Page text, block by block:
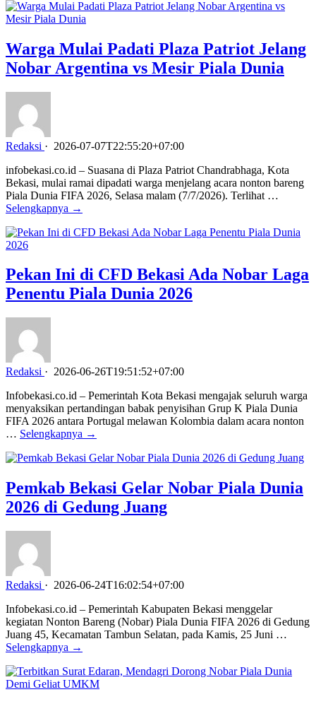
Warga Mulai Padati Plaza Patriot Jelang
Nobar Argentina vs Mesir Piala Dunia
Redaksi · 2026-07-07T22:55:20+07:00
infobekasi.co.id – Suasana di Plaza Patriot Chandrabhaga, Kota
Bekasi, mulai ramai dipadati warga menjelang acara nonton bareng
Piala Dunia FIFA 2026, Selasa malam (7/7/2026). Terlihat …
Selengkapnya →
Pekan Ini di CFD Bekasi Ada Nobar Laga
Penentu Piala Dunia 2026
Redaksi · 2026-06-26T19:51:52+07:00
Infobekasi.co.id – Pemerintah Kota Bekasi mengajak seluruh warga
menyaksikan pertandingan babak penyisihan Grup K Piala Dunia
FIFA 2026 antara Portugal melawan Kolombia dalam acara nonton
… Selengkapnya →
Pemkab Bekasi Gelar Nobar Piala Dunia
2026 di Gedung Juang
Redaksi · 2026-06-24T16:02:54+07:00
Infobekasi.co.id – Pemerintah Kabupaten Bekasi menggelar
kegiatan Nonton Bareng (Nobar) Piala Dunia FIFA 2026 di Gedung
Juang 45, Kecamatan Tambun Selatan, pada Kamis, 25 Juni …
Selengkapnya →